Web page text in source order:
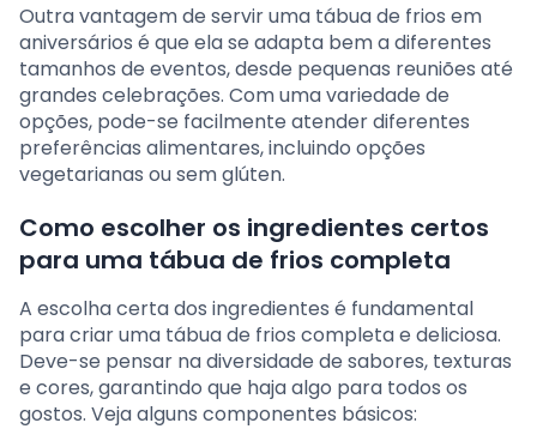
Outra vantagem de servir uma tábua de frios em
aniversários é que ela se adapta bem a diferentes
tamanhos de eventos, desde pequenas reuniões até
grandes celebrações. Com uma variedade de
opções, pode-se facilmente atender diferentes
preferências alimentares, incluindo opções
vegetarianas ou sem glúten.
Como escolher os ingredientes certos
para uma tábua de frios completa
A escolha certa dos ingredientes é fundamental
para criar uma tábua de frios completa e deliciosa.
Deve-se pensar na diversidade de sabores, texturas
e cores, garantindo que haja algo para todos os
gostos. Veja alguns componentes básicos: